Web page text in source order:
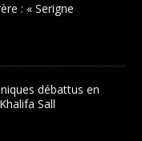
: « Serigne
débattus en
Sall